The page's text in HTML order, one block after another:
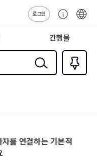
로그인
센
간행물
검색
즐겨찾
기0
를 연결하는 기본적